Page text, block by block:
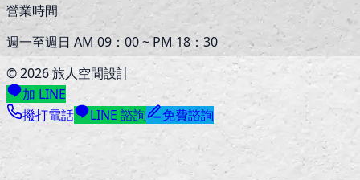
營業時間
週一至週日 AM 09：00 ~ PM 18：30
©2026旅人空間設計
加 LINE
撥打電話
LINE 諮詢 免費諮詢